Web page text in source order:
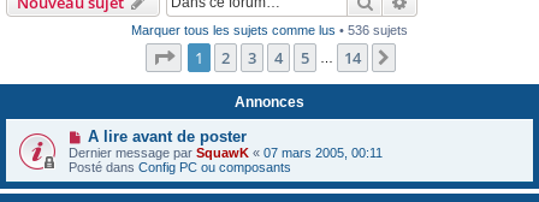
Marquer tous les sujets comme lus • 536 sujets
Page 1sur14
1 2 3 4 5 14
Annonces
A lire avant de poster
Dernier message par SquawK « 07 mars 2005, 00:11
Posté dans Config PC ou composants